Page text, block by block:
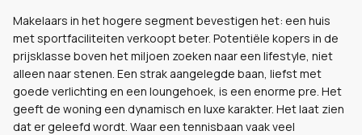
Makelaars in het hogere segment bevestigen het: een huis
met sportfaciliteiten verkoopt beter. Potentiële kopers in de
prijsklasse boven het miljoen zoeken naar een lifestyle, niet
alleen naar stenen. Een strak aangelegde baan, liefst met
goede verlichting en een loungehoek, is een enorme pre. Het
geeft de woning een dynamisch en luxe karakter. Het laat zien
dat er geleefd wordt. Waar een tennisbaan vaak veel